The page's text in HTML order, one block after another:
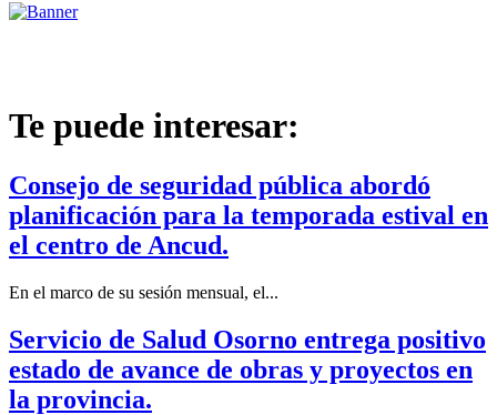
Te puede interesar:
Consejo de seguridad pública abordó
planificación para la temporada estival en
el centro de Ancud.
En el marco de su sesión mensual, el...
Servicio de Salud Osorno entrega positivo
estado de avance de obras y proyectos en
la provincia.